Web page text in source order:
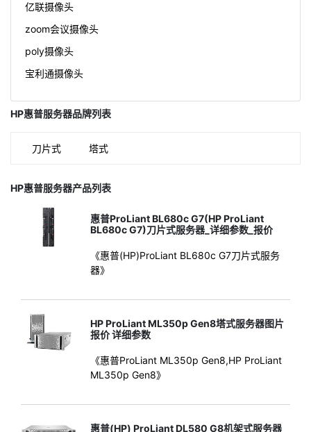
亿联摄像头
zoom会议摄像头
poly摄像头
宝利通摄像头
HP惠普服务器品牌列表
刀片式 塔式
HP惠普服务器产品列表
惠普ProLiant BL680c G7(HP ProLiant
BL680c G7)刀片式服务器_详细参数_报价
《惠普(HP)ProLiant BL680c G7刀片式服务
器》
HP ProLiant ML350p Gen8塔式服务器图片
报价 详细参数
《惠普ProLiant ML350p Gen8,HP ProLiant
ML350p Gen8》
惠普(HP) ProLiant DL580 G8机架式服务器